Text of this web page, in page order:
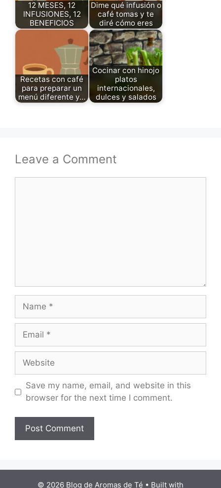
12 MESES, 12
INFUSIONES, 12
BENEFICIOS
Dime qué infusión o
café tomas y te
diré cómo eres
Recetas con café
para preparar un
menú diferente y…
Cocinar con hinojo
platos
internacionales,
dulces y salados
Leave a Comment
Name
Email
Website
Save my name, email, and website in this
browser for the next time I comment.
© 2026 Blog de Aromas de Té • Built with